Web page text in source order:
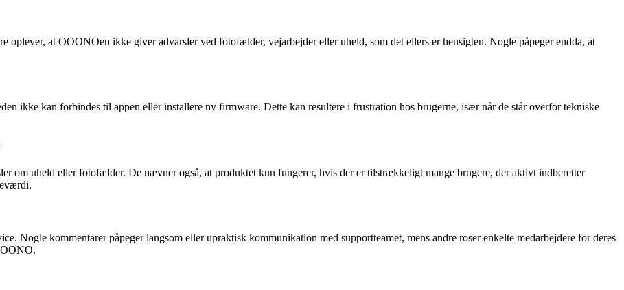
oplever, at OOONOen ikke giver advarsler ved fotofælder, vejarbejder eller uheld, som det ellers er hensigten. Nogle påpeger endda, at
ikke kan forbindes til appen eller installere ny firmware. Dette kan resultere i frustration hos brugerne, især når de står overfor tekniske
om uheld eller fotofælder. De nævner også, at produktet kun fungerer, hvis der er tilstrækkeligt mange brugere, der aktivt indberetter
Nogle kommentarer påpeger langsom eller upraktisk kommunikation med supportteamet, mens andre roser enkelte medarbejdere for deres